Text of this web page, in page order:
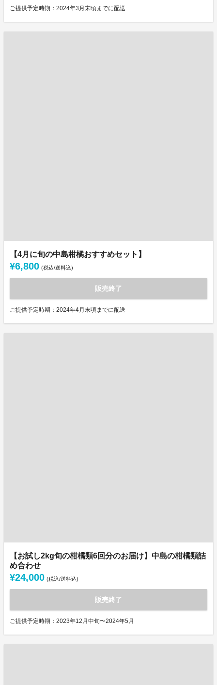
ご提供予定時期：2024年3月末頃までに配送
【4月に旬の中島柑橘おすすめセット】
¥6,800 (税込/送料込)
販売終了
ご提供予定時期：2024年4月末頃までに配送
【お試し2kg旬の柑橘類6回分のお届け】中島の柑橘類詰
め合わせ
¥24,000 (税込/送料込)
販売終了
ご提供予定時期：2023年12月中旬〜2024年5月